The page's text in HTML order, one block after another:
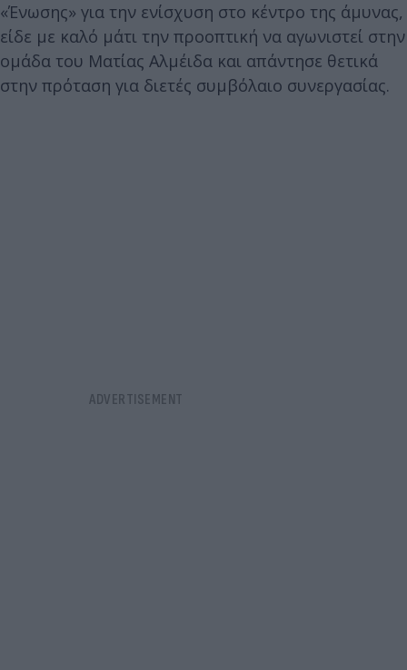
«Ένωσης» για την ενίσχυση στο κέντρο της άμυνας,
είδε με καλό μάτι την προοπτική να αγωνιστεί στην
ομάδα του Ματίας Αλμέιδα και απάντησε θετικά
στην πρόταση για διετές συμβόλαιο συνεργασίας.